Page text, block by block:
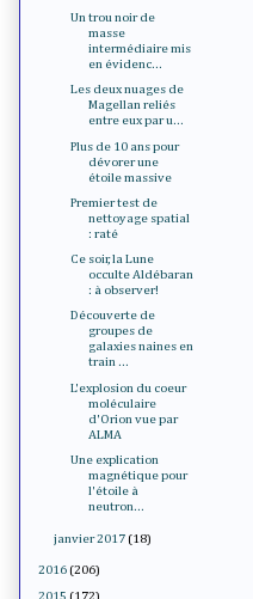
Un trou noir de
masse
intermédiaire mis
en évidenc...
Les deux nuages de
Magellan reliés
entre eux par u...
Plus de 10 ans pour
dévorer une
étoile massive
Premier test de
nettoyage spatial
: raté
Ce soir, la Lune
occulte Aldébaran
: à observer!
Découverte de
groupes de
galaxies naines en
train ...
L'explosion du coeur
moléculaire
d'Orion vue par
ALMA
Une explication
magnétique pour
l'étoile à
neutron...
janvier 2017 (18)
2016 (206)
2015 (172)